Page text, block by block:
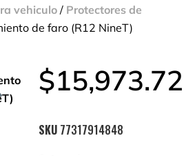
vehiculo/ Protectores de
de faro (R12 NineT)
$15,973.72
SKU 77317914848